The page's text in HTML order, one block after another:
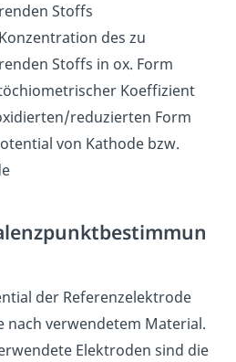
Stoffs
des zu
Stoffs in ox. Form
Koeffizient
reduzierten Form
von Kathode bzw.
der Referenzelektrode
nach verwendetem Material.
Elektroden sind die